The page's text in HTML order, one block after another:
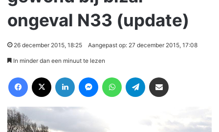
ongeval N33 (update)
26 december 2015, 18:25 Aangepast op: 27 december 2015, 17:08
In minder dan een minuut te lezen